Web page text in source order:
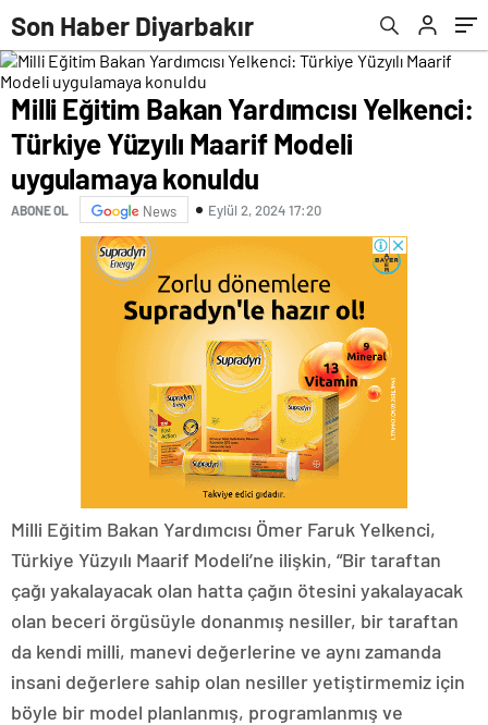
Son Haber Diyarbakır
Milli Eğitim Bakan Yardımcısı Yelkenci:
Türkiye Yüzyılı Maarif Modeli
uygulamaya konuldu
ABONE OL News Eylül 2, 2024 17:20
Milli Eğitim Bakan Yardımcısı Ömer Faruk Yelkenci,
Türkiye Yüzyılı Maarif Modeli’ne ilişkin, “Bir taraftan
çağı yakalayacak olan hatta çağın ötesini yakalayacak
olan beceri örgüsüyle donanmış nesiller, bir taraftan
da kendi milli, manevi değerlerine ve aynı zamanda
insani değerlere sahip olan nesiller yetiştirmemiz için
böyle bir model planlanmış, programlanmış ve